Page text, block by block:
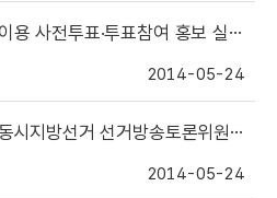
용 사전투표·투표참여 홍보 실시
2014-05-24
거 선거방송토론위원회, 후보자TV토론 개최 일정 확정
2014-05-24